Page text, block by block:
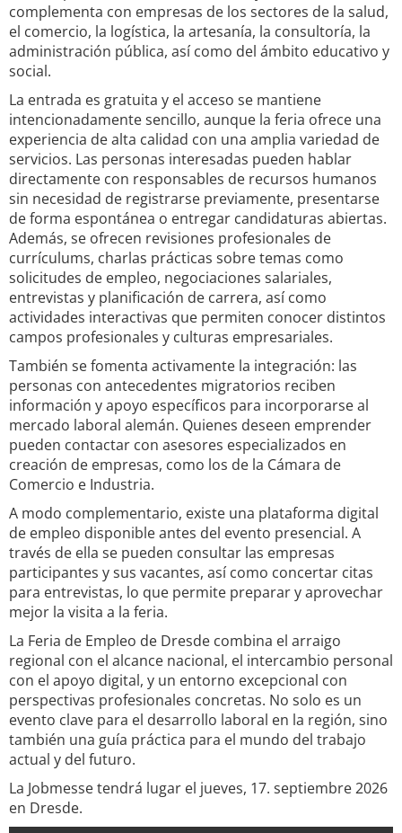
complementa con empresas de los sectores de la salud,
el comercio, la logística, la artesanía, la consultoría, la
administración pública, así como del ámbito educativo y
social.
La entrada es gratuita y el acceso se mantiene
intencionadamente sencillo, aunque la feria ofrece una
experiencia de alta calidad con una amplia variedad de
servicios. Las personas interesadas pueden hablar
directamente con responsables de recursos humanos
sin necesidad de registrarse previamente, presentarse
de forma espontánea o entregar candidaturas abiertas.
Además, se ofrecen revisiones profesionales de
currículums, charlas prácticas sobre temas como
solicitudes de empleo, negociaciones salariales,
entrevistas y planificación de carrera, así como
actividades interactivas que permiten conocer distintos
campos profesionales y culturas empresariales.
También se fomenta activamente la integración: las
personas con antecedentes migratorios reciben
información y apoyo específicos para incorporarse al
mercado laboral alemán. Quienes deseen emprender
pueden contactar con asesores especializados en
creación de empresas, como los de la Cámara de
Comercio e Industria.
A modo complementario, existe una plataforma digital
de empleo disponible antes del evento presencial. A
través de ella se pueden consultar las empresas
participantes y sus vacantes, así como concertar citas
para entrevistas, lo que permite preparar y aprovechar
mejor la visita a la feria.
La Feria de Empleo de Dresde combina el arraigo
regional con el alcance nacional, el intercambio personal
con el apoyo digital, y un entorno excepcional con
perspectivas profesionales concretas. No solo es un
evento clave para el desarrollo laboral en la región, sino
también una guía práctica para el mundo del trabajo
actual y del futuro.
La Jobmesse tendrá lugar el jueves, 17. septiembre 2026
en Dresde.